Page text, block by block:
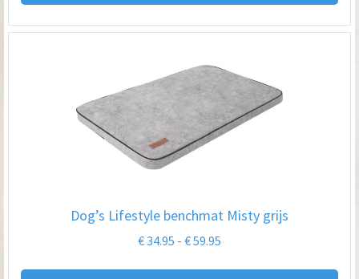
Dog’s Lifestyle benchmat Misty grijs
€34.95 - €59.95